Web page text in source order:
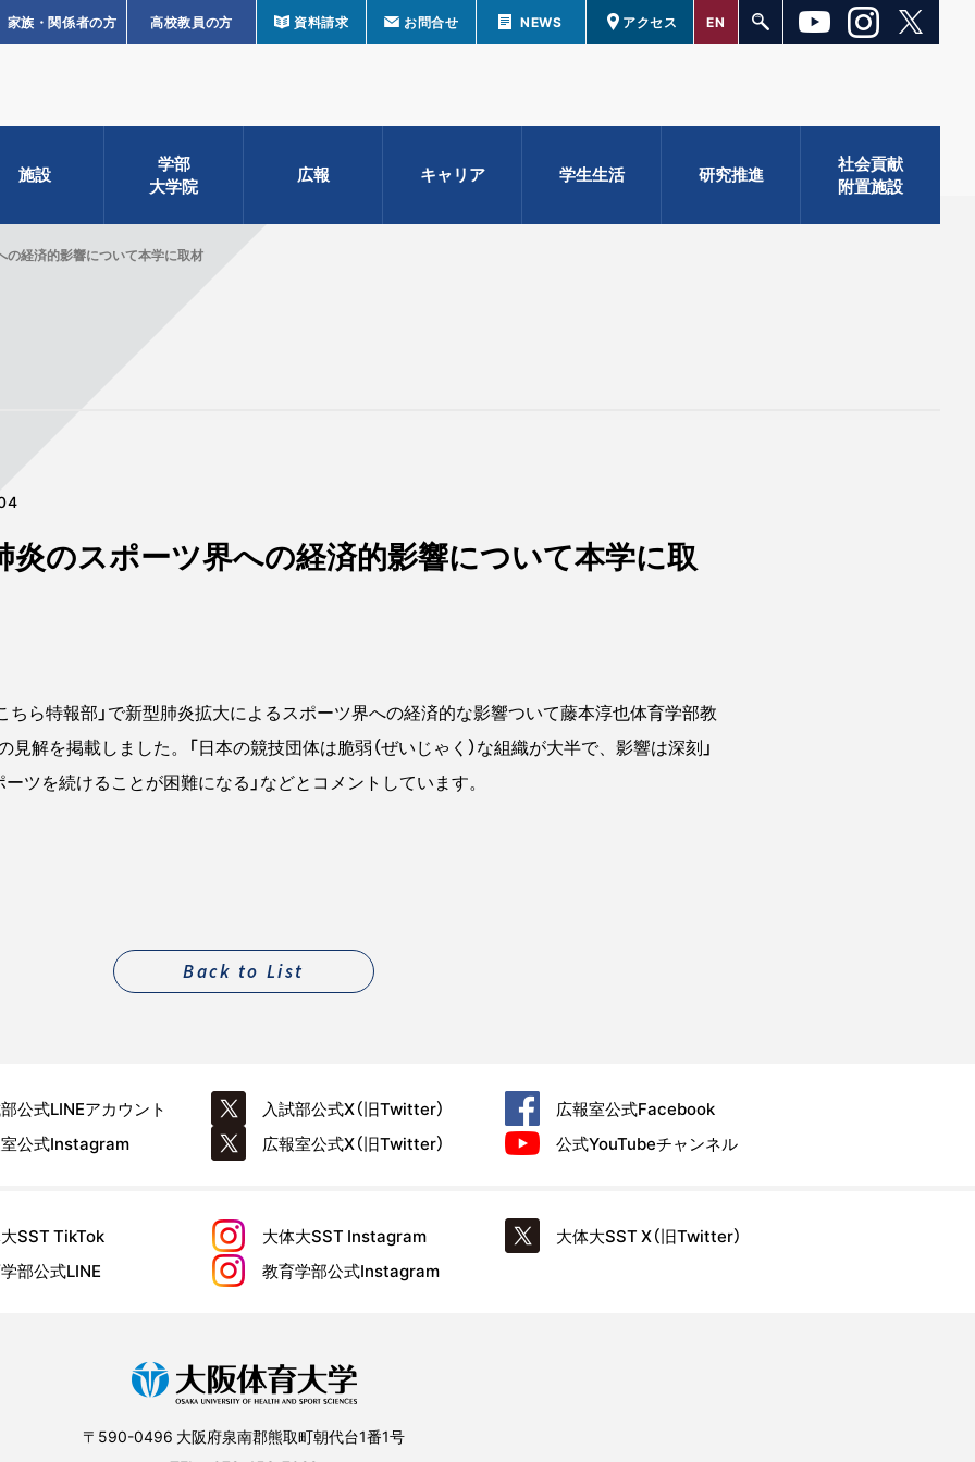
家族・関係者の方 高校教員の方 資料請求 お問合せ NEWS アクセス EN
施設
学部
大学院
広報 キャリア 学生生活 研究推進
社会貢献
附置施設
経済的影響について本学に取材
炎のスポーツ界への経済的影響について本学に取
ら特報部」で新型肺炎拡大によるスポーツ界への経済的な影響ついて藤本淳也体育学部教
見解を掲載しました。「日本の競技団体は脆弱（ぜいじゃく）な組織が大半で、影響は深刻」
ツを続けることが困難になる」などとコメントしています。
Back to List
公式LINEアカウント 入試部公式X（旧Twitter） 広報室公式Facebook
公式Instagram 広報室公式X（旧Twitter） 公式YouTubeチャンネル
SSTTikTok 大体大SST Instagram 大体大SSTX（旧Twitter）
部公式LINE 教育学部公式Instagram
〒590-0496 大阪府泉南郡熊取町朝代台1番1号